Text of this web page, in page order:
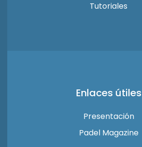
Tutoriales
Enlaces útiles
Presentación
Padel Magazine